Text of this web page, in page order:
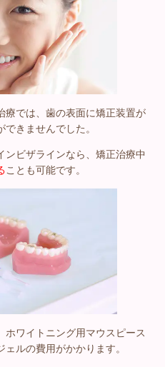
療では、歯の表面に矯正装置が
きませんでした。
ビザラインなら、矯正治療中
ことも可能です。
ホワイトニング用マウスピース
ルの費用がかかります。